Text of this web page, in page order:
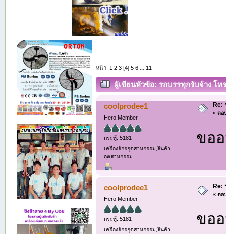
หน้า: 1 2 3[4] 5 6 ... 11
ผู้เขียนหัวข้อ: รถบรรทุกรับจ้าง โท
coolprodee1
Hero Member
กระทู้: 5181
เครื่องจักรอุตสาหกรรม,สินค้า
อุตสาหกรรม
Re:
« ตอ
ขอ
coolprodee1
Hero Member
กระทู้: 5181
เครื่องจักรอุตสาหกรรม,สินค้า
Re:
« ตอ
ขอ